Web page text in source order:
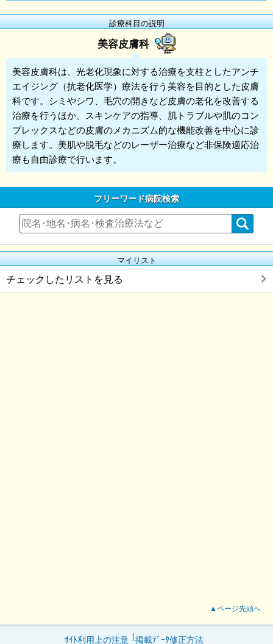
診療科目の説明
美容皮膚科
美容皮膚科は、光老化現象に対する治療を支柱としたアンチ
エイジング（抗老化医学）療法を行う美容を目的とした皮膚
科です。シミやシワ、毛穴の開きなど皮膚の老化を改善する
治療を行うほか、スキンケアの指導、肌トラブルや肌のコン
プレックスなどの皮膚のメカニズム的な機能改善を中心に診
療します。美肌や脱毛などのレーザー治療など非保険適応治
療も自由診療で行います。
フリーワード病院検索
マイリスト
チェックしたリストを見る
▲ページ先頭へ
ｻｲﾄ利用上の注意 掲載ﾃﾞｰﾀ修正方法